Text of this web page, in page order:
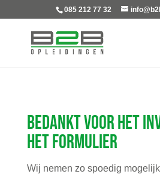
085 212 77 32
Bedankt voor het
het formulier
Wij nemen zo spoedig